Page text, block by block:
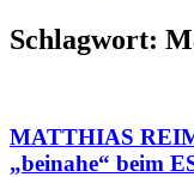
Schlagwort:
MATTHIAS
„beinahe“ beim